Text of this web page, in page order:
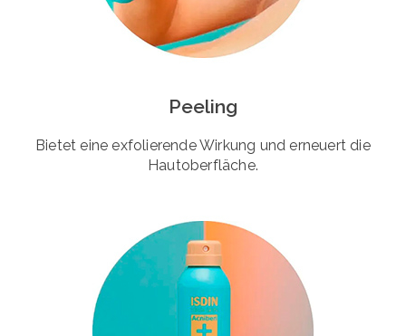
Peeling
Bietet eine exfolierende Wirkung und erneuert die
Hautoberfläche.